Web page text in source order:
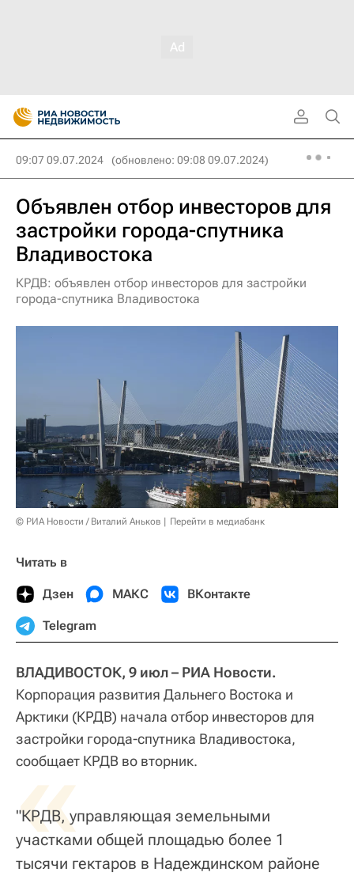
09:07 09.07.2024 (обновлено: 09:08 09.07.2024)
Объявлен отбор инвесторов для
застройки города-спутника
Владивостока
КРДВ: объявлен отбор инвесторов для застройки
города-спутника Владивостока
© РИА Новости / Виталий Аньков Перейти в медиабанк
Читать в
Дзен МАКС ВКонтакте
Telegram
ВЛАДИВОСТОК, 9 июл – РИА Новости.
Корпорация развития Дальнего Востока и
Арктики (КРДВ) начала отбор инвесторов для
застройки города-спутника Владивостока,
сообщает КРДВ во вторник.
«
"КРДВ, управляющая земельными
участками общей площадью более 1
тысячи гектаров в Надеждинском районе